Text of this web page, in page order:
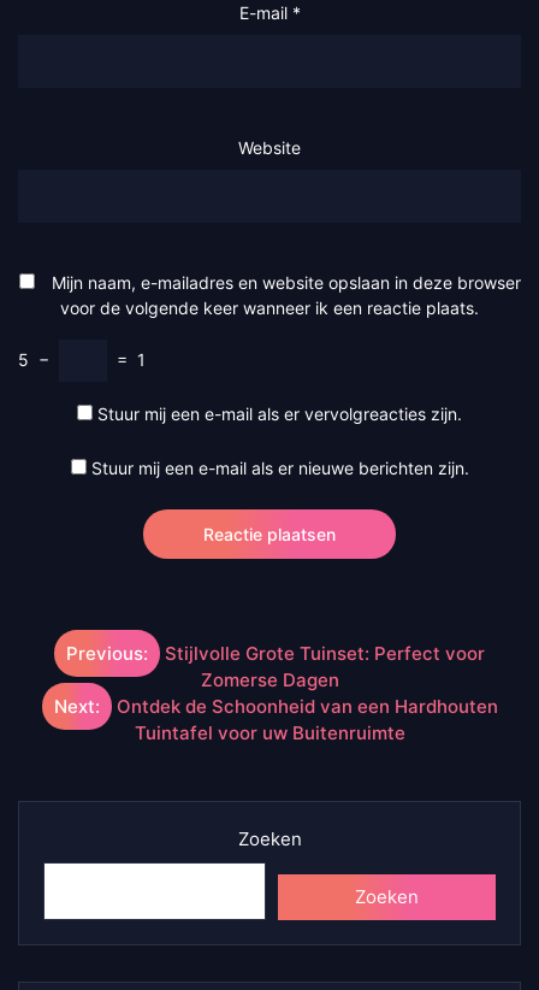
E-mail *
Website
Mijn naam, e-mailadres en website opslaan in deze browser
voor de volgende keer wanneer ik een reactie plaats.
5 − = 1
Stuur mij een e-mail als er vervolgreacties zijn.
Stuur mij een e-mail als er nieuwe berichten zijn.
Berichtnavigatie
Previous:
Stijlvolle Grote Tuinset: Perfect voor
Zomerse Dagen
Next:
Ontdek de Schoonheid van een Hardhouten
Tuintafel voor uw Buitenruimte
Zoeken
Zoeken